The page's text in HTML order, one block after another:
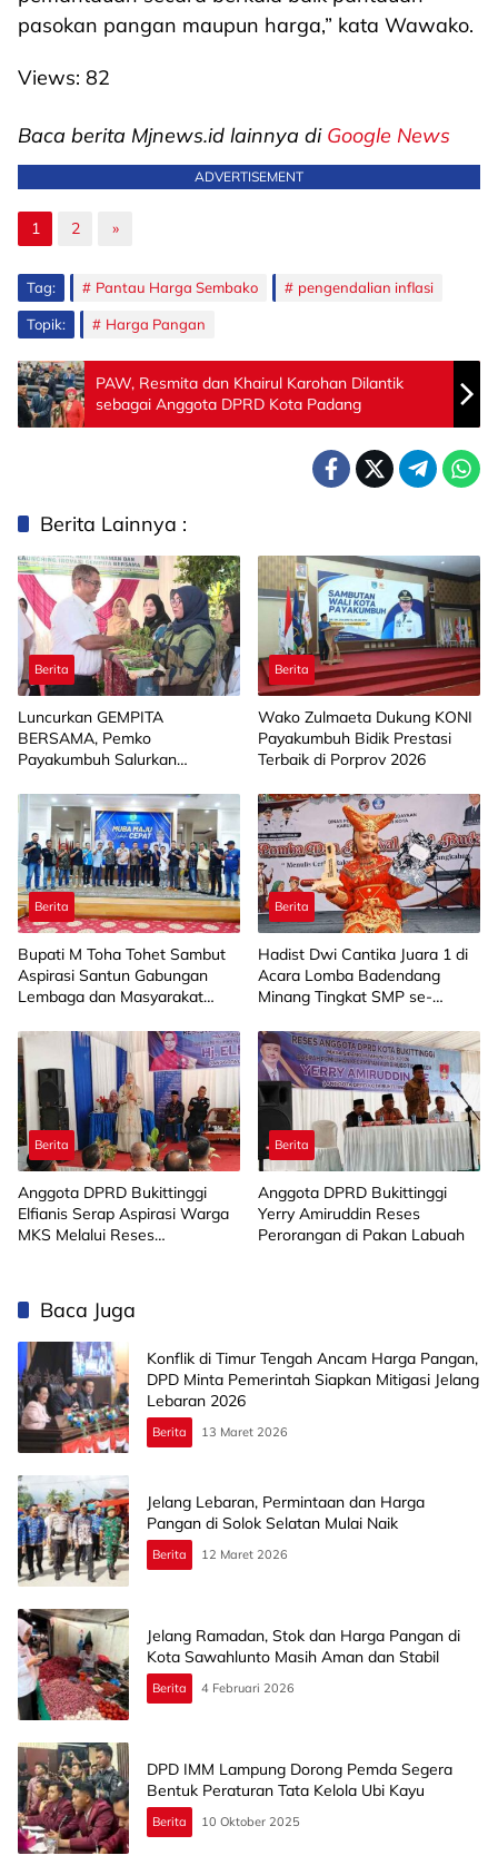
pasokan pangan maupun harga,” kata Wawako.
Views: 82
Baca berita Mjnews.id lainnya di Google News
ADVERTISEMENT
1 2 »
Tag: Pantau Harga Sembako pengendalian inflasi
Topik: Harga Pangan
PAW, Resmita dan Khairul Karohan Dilantik
sebagai Anggota DPRD Kota Padang
Berita Lainnya :
Berita
Luncurkan GEMPITA
BERSAMA, Pemko
Payakumbuh Salurkan
kepada 15 KWT
Berita
Wako Zulmaeta Dukung KONI
Payakumbuh Bidik Prestasi
Terbaik di Porprov 2026
Berita
Bupati M Toha Tohet Sambut
Aspirasi Santun Gabungan
Lembaga dan Masyarakat
Berita
Hadist Dwi Cantika Juara 1 di
Acara Lomba Badendang
Minang Tingkat SMP se-
Berita
Anggota DPRD Bukittinggi
Elfianis Serap Aspirasi Warga
MKS Melalui Reses
Berita
Anggota DPRD Bukittinggi
Yerry Amiruddin Reses
Perorangan di Pakan Labuah
Baca Juga
Konflik di Timur Tengah Ancam Harga Pangan,
DPD Minta Pemerintah Siapkan Mitigasi Jelang
Lebaran 2026
Berita 13 Maret 2026
Jelang Lebaran, Permintaan dan Harga
Pangan di Solok Selatan Mulai Naik
Berita 12 Maret 2026
Jelang Ramadan, Stok dan Harga Pangan di
Kota Sawahlunto Masih Aman dan Stabil
Berita 4 Februari 2026
DPD IMM Lampung Dorong Pemda Segera
Bentuk Peraturan Tata Kelola Ubi Kayu
Berita 10 Oktober 2025